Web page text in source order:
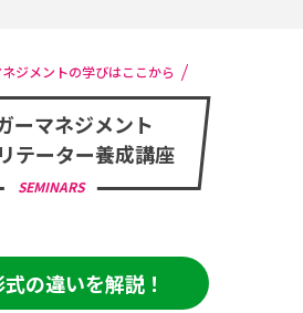
ジメントの学びはここから
ーマネジメント
テーター養成講座
SEMINARS
の違いを解説！